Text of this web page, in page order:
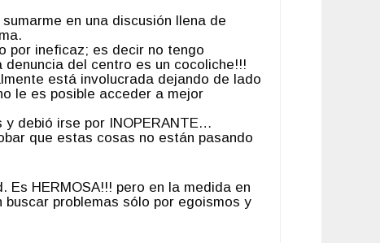
en una discusión llena de
por ineficaz; es decir no tengo
del centro es un cocoliche!!!
está involucrada dejando de lado
le es posible acceder a mejor
y debió irse por INOPERANTE…
que estas cosas no están pasando
HERMOSA!!! pero en la medida en
problemas sólo por egoismos y